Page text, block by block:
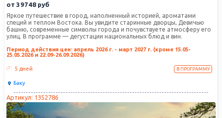
от 39748 руб
Яркое путешествие в город, наполненный историей, ароматами
специй и теплом Востока. Вы увидите старинные дворцы, Девичью
башню, современные символы города и почувствуете атмосферу его
улиц. В программе — дегустации национальных блюд и вин.
Период действия цен: апрель 2026 г. - март 2027 г. (кроме 15.05-
25.05.2026 и 22.09-26.09.2026)
5 дней В ПРОГРАММУ
Баку
Артикул: 1352786